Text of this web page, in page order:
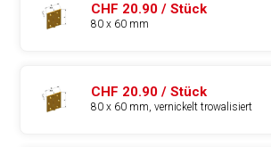
CHF 20.90 / Stück
80 x 60 mm
CHF 20.90 / Stück
80 x 60 mm, vernickelt trowalisiert